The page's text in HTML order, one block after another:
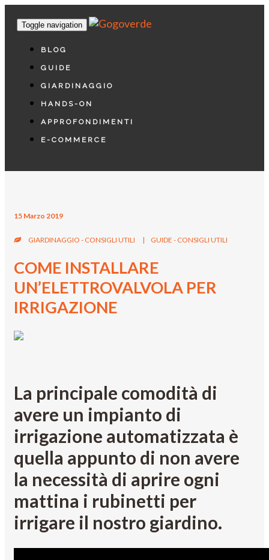
Toggle navigation
BLOG
GUIDE
GIARDINAGGIO
HANDS-ON
APPROFONDIMENTI
E-COMMERCE
15 Marzo 2019
GIARDINAGGIO - CONSIGLI UTILI | GUIDE - CONSIGLI UTILI
COME INSTALLARE
UN’ELETTROVALVOLA PER
IRRIGAZIONE
La principale comodità di
avere un impianto di
irrigazione automatizzata è
quella appunto di non avere
la necessità di aprire ogni
mattina i rubinetti per
irrigare il nostro giardino.